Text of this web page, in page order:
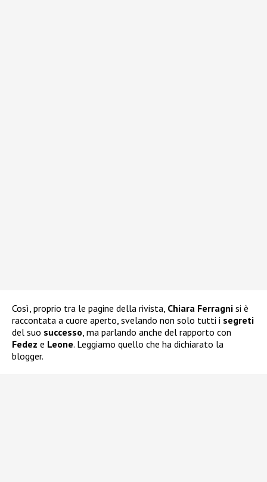
Così, proprio tra le pagine della rivista, Chiara Ferragni si è
raccontata a cuore aperto, svelando non solo tutti i segreti
del suo successo, ma parlando anche del rapporto con
Fedez e Leone. Leggiamo quello che ha dichiarato la
blogger.